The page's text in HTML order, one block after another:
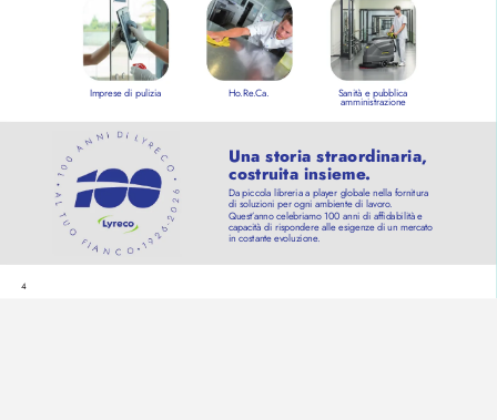
Una storia straordinaria,
costruita insieme.
Da piccola libreria a player globale nella fornitura
di soluzioni per ogni ambiente di lavoro.
Quest’anno celebriamo 100 anni di affidabilità e
capacità di rispondere alle esigenze di un mercato
in costante evoluzione.
4
Sanità e pubblica
amministrazione
Ho.Re.Ca.
Imprese di pulizia